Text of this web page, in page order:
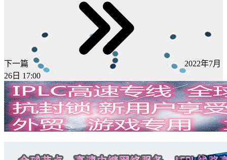
下一篇
2022年7月
26日 17:00